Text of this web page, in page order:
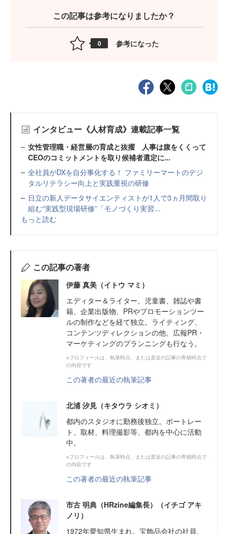
この記事は参考になりましたか？
0 参考になった
インタビュー《人材育成》連載記事一覧
女性管理職・経営層の育成と抜擢 人事は腹をくくって
CEOのコミットメントを取り候補者選定に...
全社員がDXを自分事化する！ ファミリーマートのデジ
タルリテラシー向上と実践重視の研修
日立の新人データサイエンティストが1人で3ヵ月間取り
組む“実践型現場研修”「モノづくり実習...
もっと読む
この記事の著者
伊藤 真美（イトウ マミ）
エディター＆ライター。児童書、雑誌や書
籍、企業出版物、PRやプロモーションツー
ルの制作などを経て独立。ライティング、
コンテンツディレクションの他、広報PR・
マーケティングのプランニングも行なう。
※プロフィールは、執筆時点、または直近の記事の寄稿時点で
の内容です
この著者の最近の執筆記事
北浦 汐見（キタウラ シオミ）
都内のスタジオに勤務後独立。ポートレー
ト、取材、料理撮影等、都内を中心に活動
中。
※プロフィールは、執筆時点、または直近の記事の寄稿時点で
の内容です
この著者の最近の執筆記事
市古 明典（HRzine編集長）（イチゴ アキ
ノリ）
1972年愛知県生まれ。宝飾品会社の社員、